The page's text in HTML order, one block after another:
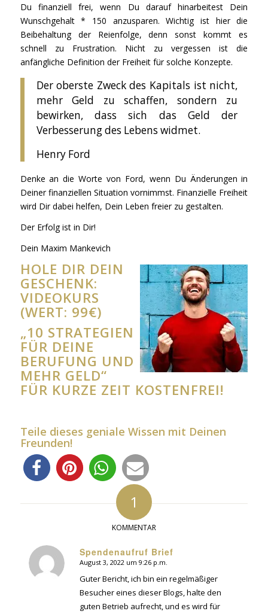
Du finanziell frei, wenn Du darauf hinarbeitest Dein
Wunschgehalt * 150 anzusparen. Wichtig ist hier die
Beibehaltung der Reienfolge, denn sonst kommt es
schnell zu Frustration. Nicht zu vergessen ist die
anfängliche Definition der Freiheit für solche Konzepte.
Der oberste Zweck des Kapitals ist nicht,
mehr Geld zu schaffen, sondern zu
bewirken, dass sich das Geld der
Verbesserung des Lebens widmet.
Henry Ford
Denke an die Worte von Ford, wenn Du Änderungen in
Deiner finanziellen Situation vornimmst. Finanzielle Freiheit
wird Dir dabei helfen, Dein Leben freier zu gestalten.
Der Erfolg ist in Dir!
Dein Maxim Mankevich
HOLE DIR DEIN
GESCHENK:
VIDEOKURS
(WERT: 99€)
„10 STRATEGIEN
FÜR DEINE
BERUFUNG UND
MEHR GELD“
FÜR KURZE ZEIT KOSTENFREI!
Teile dieses geniale Wissen mit Deinen
Freunden!
1
KOMMENTAR
Spendenaufruf Brief
sagte:
August 3, 2022 um 9:26 p.m.
Guter Bericht, ich bin ein regelmäßiger
Besucher eines dieser Blogs, halte den
guten Betrieb aufrecht, und es wird für